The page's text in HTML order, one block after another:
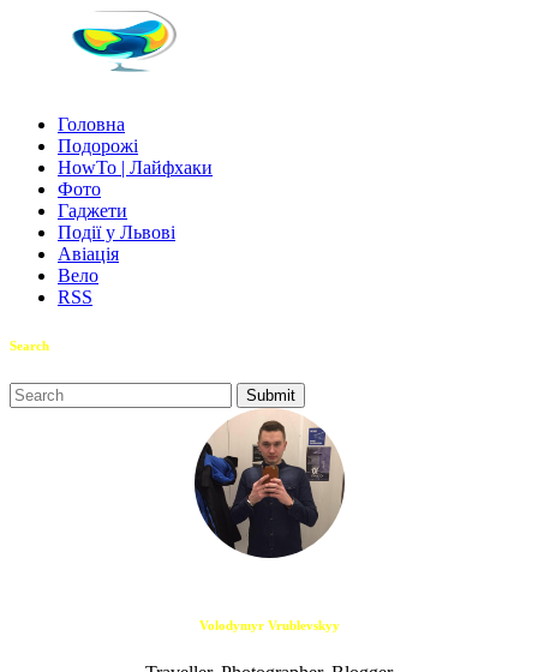
Головна
Подорожі
HowTo | Лайфхаки
Фото
Гаджети
Події у Львові
Авіація
Вело
RSS
Search
Volodymyr Vrublevskyy